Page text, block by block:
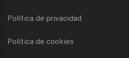
Política de privacidad
Política de cookies